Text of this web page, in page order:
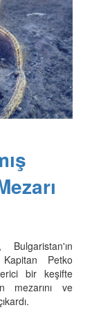
Kapitan Petko
bir keşifte
mezarını ve